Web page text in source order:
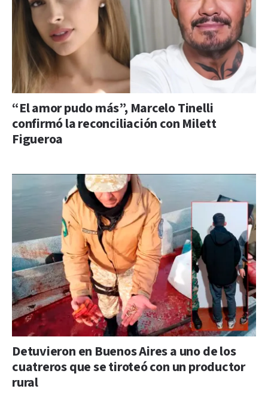
“El amor pudo más”, Marcelo Tinelli
confirmó la reconciliación con Milett
Figueroa
Detuvieron en Buenos Aires a uno de los
cuatreros que se tiroteó con un productor
rural